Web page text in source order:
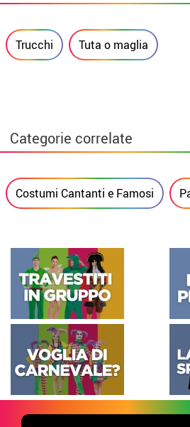
Trucchi Tuta o maglia
Categorie correlate
Costumi Cantanti e Famosi